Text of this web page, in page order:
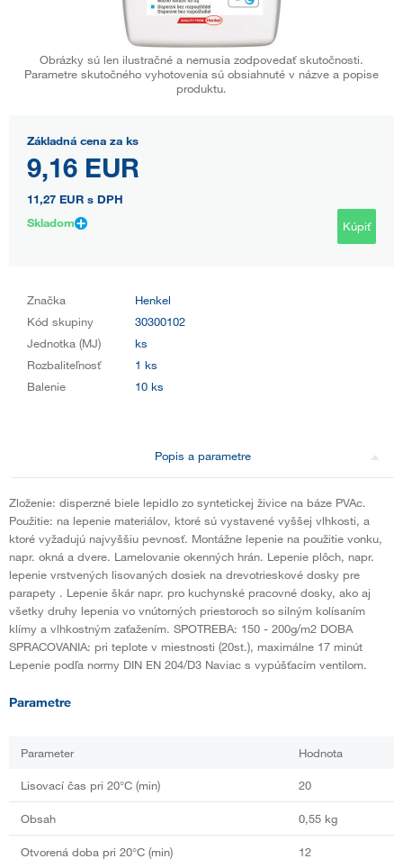
Obrázky sú len ilustračné a nemusia zodpovedať skutočnosti.
Parametre skutočného vyhotovenia sú obsiahnuté v názve a popise
produktu.
Základná cena za ks
9,16 EUR
11,27 EUR s DPH
Skladom
Kúpiť
Značka
Henkel
Kód skupiny
30300102
Jednotka (MJ)
ks
Rozbaliteľnosť
1 ks
Balenie
10 ks
Popis a parametre
Zloženie: disperzné biele lepidlo zo syntetickej živice na báze PVAc.
Použitie: na lepenie materiálov, ktoré sú vystavené vyššej vlhkosti, a
ktoré vyžadujú najvyššiu pevnosť. Montážne lepenie na použitie vonku,
napr. okná a dvere. Lamelovanie okenných hrán. Lepenie plôch, napr.
lepenie vrstvených lisovaných dosiek na drevotrieskové dosky pre
parapety . Lepenie škár napr. pro kuchynské pracovné dosky, ako aj
všetky druhy lepenia vo vnútorných priestoroch so silným kolísaním
klímy a vlhkostným zaťažením. SPOTREBA: 150 - 200g/m2 DOBA
SPRACOVANIA: pri teplote v miestnosti (20st.), maximálne 17 minút
Lepenie podľa normy DIN EN 204/D3 Naviac s vypúšťacím ventilom.
Parametre
Parameter Hodnota
Lisovací čas pri 20°C (min) 20
Obsah 0,55 kg
Otvorená doba pri 20°C (min) 12